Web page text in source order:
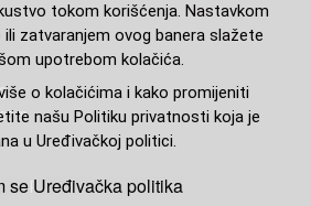
Radio Osvit.
tokom korišćenja. Nastavkom
zatvaranjem ovog banera slažete
upotrebom kolačića.
o kolačićima i kako promijeniti
našu Politiku privatnosti koja je
u Uređivačkoj politici.
se Uređivačka politika